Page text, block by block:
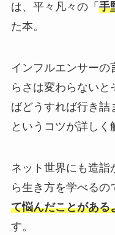
は、平々凡々の「 手
た本。
インフルエンサー
らさは変わらないと
ばどうすれば行き詰
というコツが詳しく
ネット世界にも造詣
ら生き方を学べるの
て悩んだことがある
す。